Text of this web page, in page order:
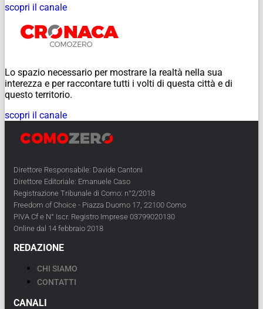
scopri il canale
Lo spazio necessario per mostrare la realtà nella sua
interezza e per raccontare tutti i volti di questa città e di
questo territorio.
scopri il canale
Direttore Responsabile: Davide Cantoni
Direttore Editoriale: Emanuele Caso
Registrazione Tribunale di Como: n°2/2018
Freedom of Choice - Piazza Duomo 17, 22100 Como
PIVA Cf e N° Iscr. Registro Imprese 03799020130
Online dal 14 febbraio 2018
REDAZIONE
CHI SIAMO
CONTATTI
CANALI